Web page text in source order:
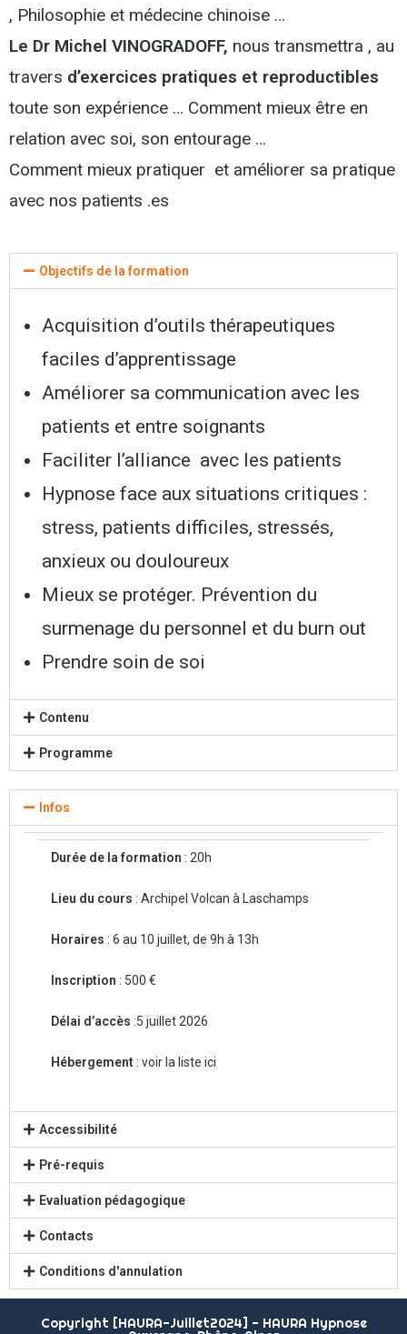
, Philosophie et médecine chinoise …
Le Dr Michel VINOGRADOFF, nous transmettra , au
travers d’exercices pratiques et reproductibles
toute son expérience … Comment mieux être en
relation avec soi, son entourage …
Comment mieux pratiquer et améliorer sa pratique
avec nos patients .es
Objectifs de la formation
Acquisition d’outils thérapeutiques
faciles d’apprentissage
Améliorer sa communication avec les
patients et entre soignants
Faciliter l’alliance avec les patients
Hypnose face aux situations critiques :
stress, patients difficiles, stressés,
anxieux ou douloureux
Mieux se protéger. Prévention du
surmenage du personnel et du burn out
Prendre soin de soi
Contenu
Programme
Infos
Durée de la formation : 20h
Lieu du cours : Archipel Volcan à Laschamps
Horaires : 6 au 10 juillet, de 9h à 13h
Inscription : 500 €
Délai d’accès :5 juillet 2026
Hébergement : voir la liste ici
Accessibilité
Pré-requis
Evaluation pédagogique
Contacts
Conditions d'annulation
Copyright [HAURA-Juillet2024] - HAURA Hypnose